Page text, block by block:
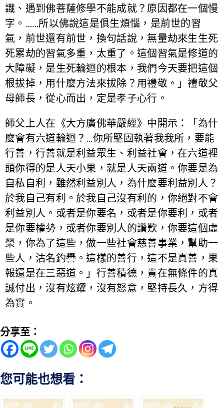
識、遇到佛菩薩修學不能成就？原因都在一個慢
字。……所以佛說這是俱生煩惱，是前世的習
氣，前世還有前世，換句話說，無量劫來生生死
死累劫的習氣多重，太重了。這個習氣是修道的
大障礙，是生死輪迴的根本，我們今天要把這個
根拔掉，用什麼方法來拔除？用禮敬。」禮敬父
母師長，從心而出，定是孝子心行。
師父上人在《大方廣佛華嚴經》中開示：「為什
麼會有六道輪迴？…你所堅固執著我我所，要能
行善，行善就是利益眾生、利益社會，在六道裡
頭你得的是人天小果，就是人天兩道。你要是為
自私自利，雖然利益別人，為什麼要利益別人？
於我自己有利。於我自己沒有利的，你絕對不會
利益別人。或者是你要名，或者是你要利，或者
是你要權勢，或者你要別人的讚歎，你要這個虛
榮，你為了這些，做一些社會慈善事業，幫助一
些人，沽名釣譽。這樣的善行，這不是真善，果
報還是在三惡道。」行善積德，貴在無條件的真
誠付出，沒有炫耀，沒有怒意，堅持長久，方得
為實。
分享至：
您可能也想看：